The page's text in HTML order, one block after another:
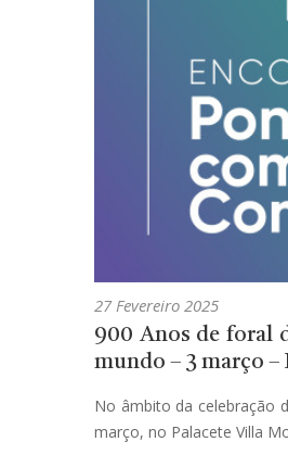
27 Fevereiro 2025
900 Anos de foral
mundo – 3 março
No âmbito da celebração
março, no Palacete Villa